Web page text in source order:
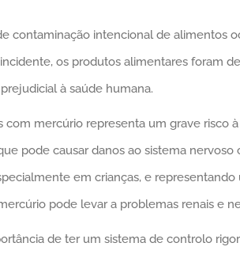
contaminação intencional de alimentos
os produtos alimentares foram
à saúde humana.
mercúrio representa um grave risco
pode causar danos ao sistema
em crianças, e
pode levar a problemas renais e
de ter um sistema de controlo